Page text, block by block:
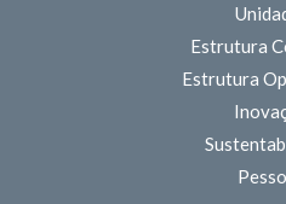
Estrutura
Estrutura